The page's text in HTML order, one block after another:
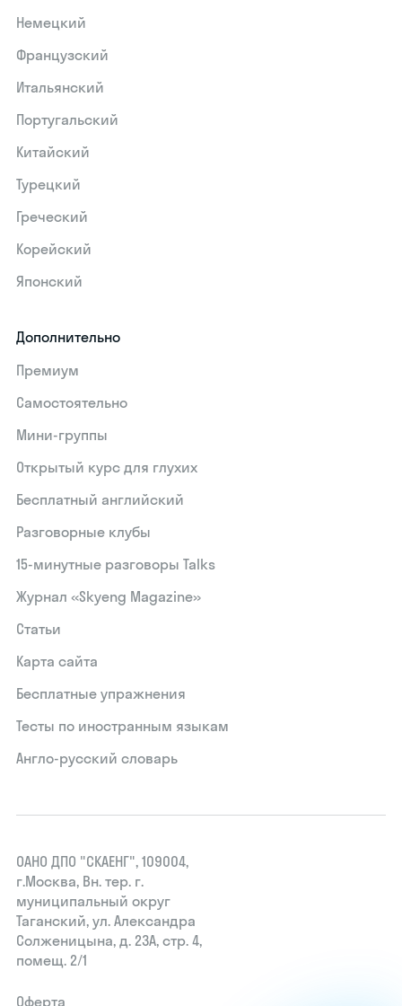
Немецкий
Французский
Итальянский
Португальский
Китайский
Турецкий
Греческий
Корейский
Японский
Дополнительно
Премиум
Самостоятельно
Мини-группы
Открытый курс для глухих
Бесплатный английский
Разговорные клубы
15‑минутные разговоры Talks
Журнал «Skyeng Magazine»
Статьи
Карта сайта
Бесплатные упражнения
Тесты по иностранным языкам
Англо-русский словарь
ОАНО ДПО "СКАЕНГ", 109004,
г.Москва, Вн. тер. г.
муниципальный округ
Таганский, ул. Александра
Солженицына, д. 23А, стр. 4,
помещ. 2/1
Оферта